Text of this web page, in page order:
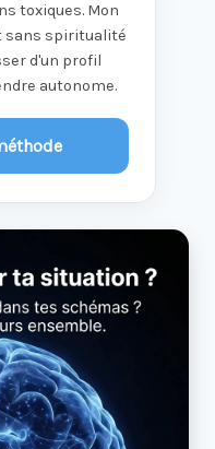
toxiques. Mon
sans spiritualité
d'un profil
autonome.